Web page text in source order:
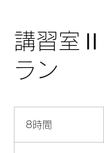
講習室
ラン
8時間